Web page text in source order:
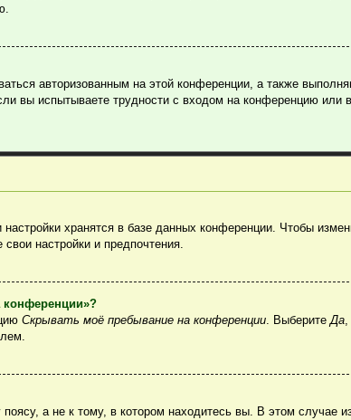
авторизованным на этой конференции, а также
вы испытываете трудности с входом на конференцию
хранятся в базе данных конференции. Чтобы
настройки и предпочтения.
конференции»?
Скрывать моё пребывание на конференции . ВыберитеДа
а не к тому, в котором находитесь вы. В этом случае